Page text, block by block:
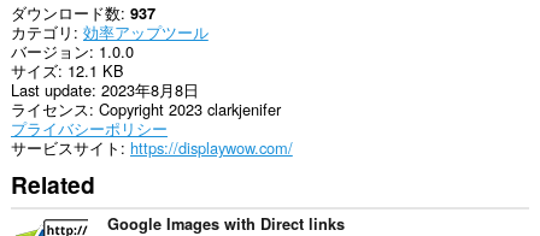
ダウンロード数 937
カテゴリ 効率アップツール
バージョン 1.0.0
サイズ 12.1 KB
Last update 2023年8月8日
ライセンス Copyright 2023 clarkjenifer
プライバシーポリシー
サービスサイト https://displaywow.com/
Related
Google Images with Direct links